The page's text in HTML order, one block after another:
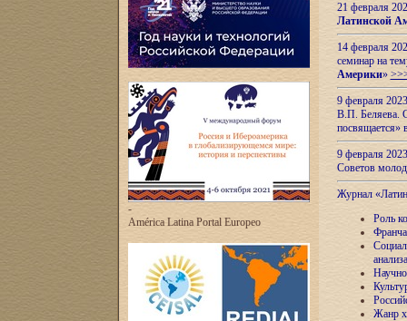
-
América Latina Portal Europeo
21 февраля
Латинской
14 февраля
семинар на
Америки»
9 февраля
В.П. Беляева.
посвящается»
9 февраля
Советов
Журнал
Роль
анализа
Жанр